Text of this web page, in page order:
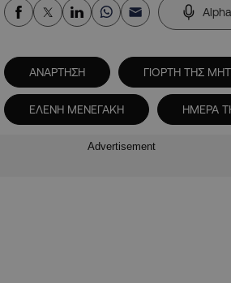
ΑΝΑΡΤΗΣΗ ΓΙΟΡΤΗ ΤΗΣ
ΕΛΕΝΗ ΜΕΝΕΓΑΚΗ ΗΜΕΡΑ
Advertisement